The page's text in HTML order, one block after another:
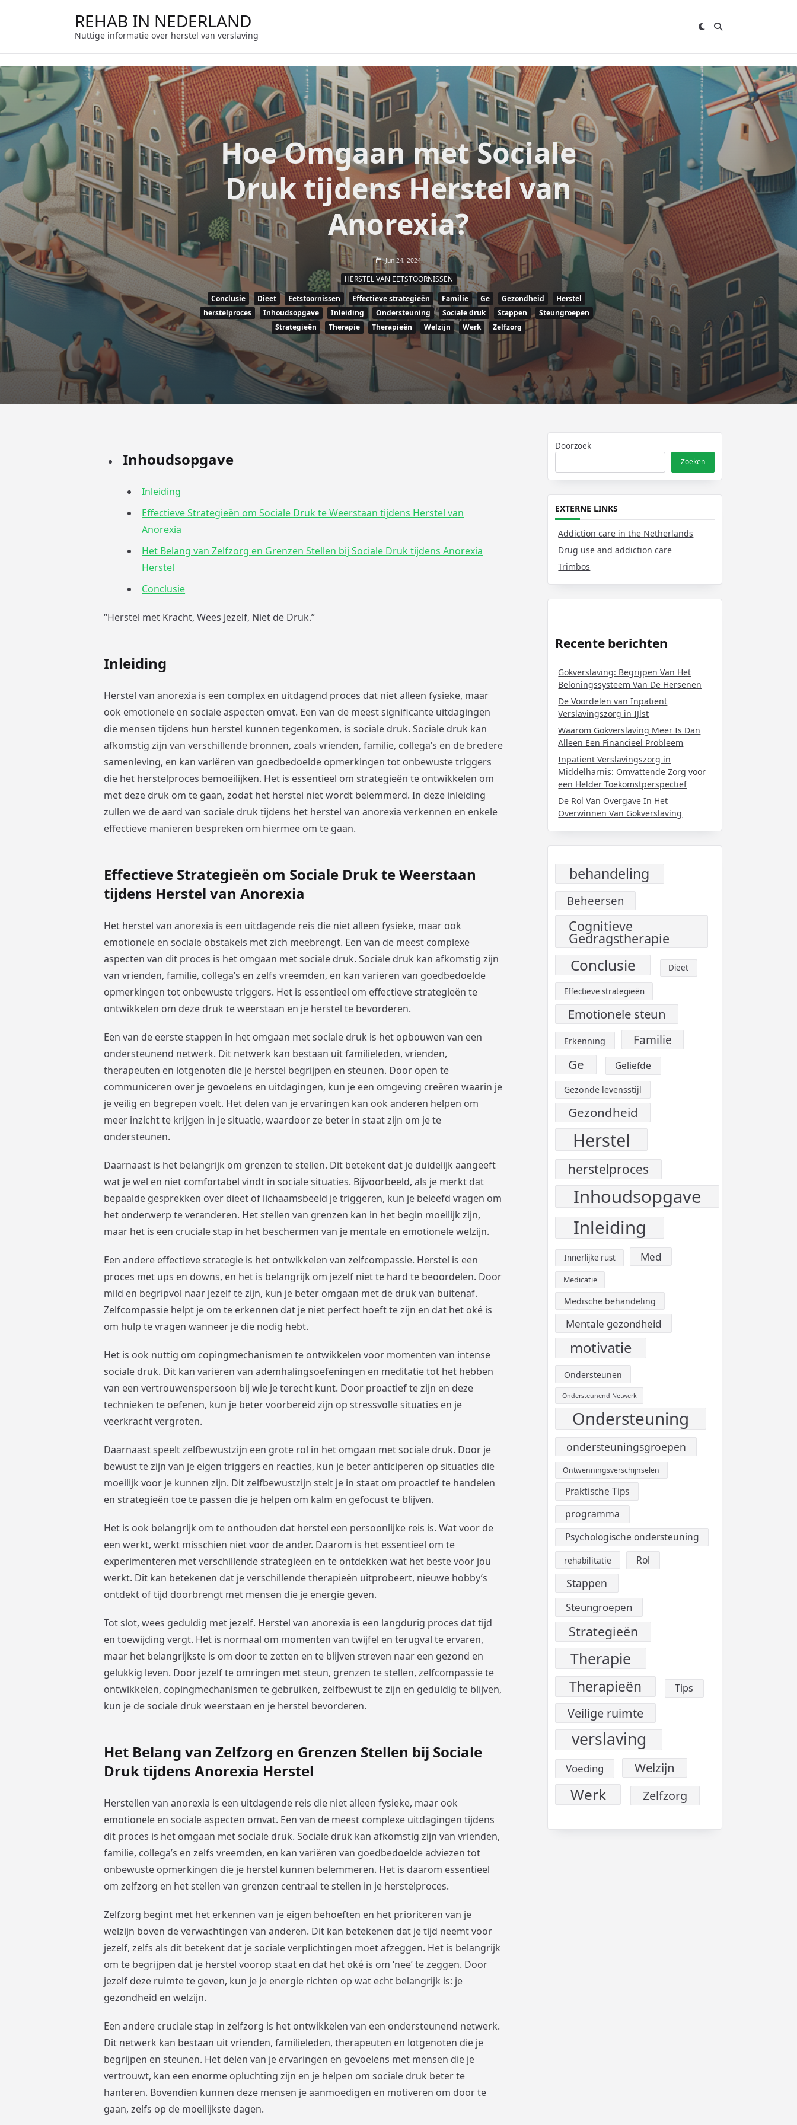
REHAB IN NEDERLAND
Nuttige informatie over herstel van verslaving
Hoe Omgaan met Sociale
Druk tijdens Herstel van
Anorexia?
Jun 24, 2024
HERSTEL VAN EETSTOORNISSEN
Conclusie
Dieet Eetstoornissen Effectieve strategieën Familie Ge Gezondheid
Herstel
herstelproces
Inhoudsopgave Inleiding Ondersteuning Sociale druk Stappen
Steungroepen
Strategieën
Therapie Therapieën Welzijn Werk Zelfzorg
Inhoudsopgave
Inleiding
Effectieve Strategieën om Sociale Druk te Weerstaan tijdens Herstel van
Anorexia
Het Belang van Zelfzorg en Grenzen Stellen bij Sociale Druk tijdens Anorexia
Herstel
Conclusie
“Herstel met Kracht, Wees Jezelf, Niet de Druk.”
Inleiding
Herstel van anorexia is een complex en uitdagend proces dat niet alleen fysieke, maar
ook emotionele en sociale aspecten omvat. Een van de meest significante uitdagingen
die mensen tijdens hun herstel kunnen tegenkomen, is sociale druk. Sociale druk kan
afkomstig zijn van verschillende bronnen, zoals vrienden, familie, collega’s en de bredere
samenleving, en kan variëren van goedbedoelde opmerkingen tot onbewuste triggers
die het herstelproces bemoeilijken. Het is essentieel om strategieën te ontwikkelen om
met deze druk om te gaan, zodat het herstel niet wordt belemmerd. In deze inleiding
zullen we de aard van sociale druk tijdens het herstel van anorexia verkennen en enkele
effectieve manieren bespreken om hiermee om te gaan.
Effectieve Strategieën om Sociale Druk te Weerstaan
tijdens Herstel van Anorexia
Het herstel van anorexia is een uitdagende reis die niet alleen fysieke, maar ook
emotionele en sociale obstakels met zich meebrengt. Een van de meest complexe
aspecten van dit proces is het omgaan met sociale druk. Sociale druk kan afkomstig zijn
van vrienden, familie, collega’s en zelfs vreemden, en kan variëren van goedbedoelde
opmerkingen tot onbewuste triggers. Het is essentieel om effectieve strategieën te
ontwikkelen om deze druk te weerstaan en je herstel te bevorderen.
Een van de eerste stappen in het omgaan met sociale druk is het opbouwen van een
ondersteunend netwerk. Dit netwerk kan bestaan uit familieleden, vrienden,
therapeuten en lotgenoten die je herstel begrijpen en steunen. Door open te
communiceren over je gevoelens en uitdagingen, kun je een omgeving creëren waarin je
je veilig en begrepen voelt. Het delen van je ervaringen kan ook anderen helpen om
meer inzicht te krijgen in je situatie, waardoor ze beter in staat zijn om je te
ondersteunen.
Daarnaast is het belangrijk om grenzen te stellen. Dit betekent dat je duidelijk aangeeft
wat je wel en niet comfortabel vindt in sociale situaties. Bijvoorbeeld, als je merkt dat
bepaalde gesprekken over dieet of lichaamsbeeld je triggeren, kun je beleefd vragen om
het onderwerp te veranderen. Het stellen van grenzen kan in het begin moeilijk zijn,
maar het is een cruciale stap in het beschermen van je mentale en emotionele welzijn.
Een andere effectieve strategie is het ontwikkelen van zelfcompassie. Herstel is een
proces met ups en downs, en het is belangrijk om jezelf niet te hard te beoordelen. Door
mild en begripvol naar jezelf te zijn, kun je beter omgaan met de druk van buitenaf.
Zelfcompassie helpt je om te erkennen dat je niet perfect hoeft te zijn en dat het oké is
om hulp te vragen wanneer je die nodig hebt.
Het is ook nuttig om copingmechanismen te ontwikkelen voor momenten van intense
sociale druk. Dit kan variëren van ademhalingsoefeningen en meditatie tot het hebben
van een vertrouwenspersoon bij wie je terecht kunt. Door proactief te zijn en deze
technieken te oefenen, kun je beter voorbereid zijn op stressvolle situaties en je
veerkracht vergroten.
Daarnaast speelt zelfbewustzijn een grote rol in het omgaan met sociale druk. Door je
bewust te zijn van je eigen triggers en reacties, kun je beter anticiperen op situaties die
moeilijk voor je kunnen zijn. Dit zelfbewustzijn stelt je in staat om proactief te handelen
en strategieën toe te passen die je helpen om kalm en gefocust te blijven.
Het is ook belangrijk om te onthouden dat herstel een persoonlijke reis is. Wat voor de
een werkt, werkt misschien niet voor de ander. Daarom is het essentieel om te
experimenteren met verschillende strategieën en te ontdekken wat het beste voor jou
werkt. Dit kan betekenen dat je verschillende therapieën uitprobeert, nieuwe hobby’s
ontdekt of tijd doorbrengt met mensen die je energie geven.
Tot slot, wees geduldig met jezelf. Herstel van anorexia is een langdurig proces dat tijd
en toewijding vergt. Het is normaal om momenten van twijfel en terugval te ervaren,
maar het belangrijkste is om door te zetten en te blijven streven naar een gezond en
gelukkig leven. Door jezelf te omringen met steun, grenzen te stellen, zelfcompassie te
ontwikkelen, copingmechanismen te gebruiken, zelfbewust te zijn en geduldig te blijven,
kun je de sociale druk weerstaan en je herstel bevorderen.
Het Belang van Zelfzorg en Grenzen Stellen bij Sociale
Druk tijdens Anorexia Herstel
Herstellen van anorexia is een uitdagende reis die niet alleen fysieke, maar ook
emotionele en sociale aspecten omvat. Een van de meest complexe uitdagingen tijdens
dit proces is het omgaan met sociale druk. Sociale druk kan afkomstig zijn van vrienden,
familie, collega’s en zelfs vreemden, en kan variëren van goedbedoelde adviezen tot
onbewuste opmerkingen die je herstel kunnen belemmeren. Het is daarom essentieel
om zelfzorg en het stellen van grenzen centraal te stellen in je herstelproces.
Zelfzorg begint met het erkennen van je eigen behoeften en het prioriteren van je
welzijn boven de verwachtingen van anderen. Dit kan betekenen dat je tijd neemt voor
jezelf, zelfs als dit betekent dat je sociale verplichtingen moet afzeggen. Het is belangrijk
om te begrijpen dat je herstel voorop staat en dat het oké is om ‘nee’ te zeggen. Door
jezelf deze ruimte te geven, kun je je energie richten op wat echt belangrijk is: je
gezondheid en welzijn.
Een andere cruciale stap in zelfzorg is het ontwikkelen van een ondersteunend netwerk.
Dit netwerk kan bestaan uit vrienden, familieleden, therapeuten en lotgenoten die je
begrijpen en steunen. Het delen van je ervaringen en gevoelens met mensen die je
vertrouwt, kan een enorme opluchting zijn en je helpen om sociale druk beter te
hanteren. Bovendien kunnen deze mensen je aanmoedigen en motiveren om door te
gaan, zelfs op de moeilijkste dagen.
Doorzoek
Zoeken
EXTERNE LINKS
Addiction care in the Netherlands
Drug use and addiction care
Trimbos
Recente berichten
Gokverslaving: Begrijpen Van Het
Beloningssysteem Van De Hersenen
De Voordelen van Inpatient
Verslavingszorg in IJlst
Waarom Gokverslaving Meer Is Dan
Alleen Een Financieel Probleem
Inpatient Verslavingszorg in
Middelharnis: Omvattende Zorg voor
een Helder Toekomstperspectief
De Rol Van Overgave In Het
Overwinnen Van Gokverslaving
behandeling
Beheersen
Cognitieve
Gedragstherapie
Conclusie Dieet
Effectieve strategieën
Emotionele steun
Erkenning Familie
Ge Geliefde
Gezonde levensstijl
Gezondheid
Herstel
herstelproces
Inhoudsopgave
Inleiding
Innerlijke rust Med
Medicatie
Medische behandeling
Mentale gezondheid
motivatie
Ondersteunen
Ondersteunend Netwerk
Ondersteuning
ondersteuningsgroepen
Ontwenningsverschijnselen
Praktische Tips
programma
Psychologische ondersteuning
rehabilitatie Rol
Stappen
Steungroepen
Strategieën
Therapie
Therapieën Tips
Veilige ruimte
verslaving
Voeding Welzijn
Werk Zelfzorg